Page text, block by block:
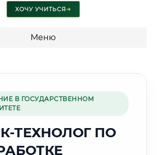
ХОЧУ УЧИТЬСЯ➜
Меню
🏛️
Г. МОСКВА
В ГОСУДАРСТВЕННОМ
ТЕХНОЛОГ ПО